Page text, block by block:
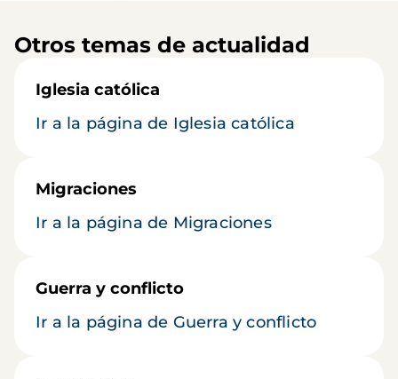
Otros temas de actualidad
Iglesia católica
Ir a la página de Iglesia católica
Migraciones
Ir a la página de Migraciones
Guerra y conflicto
Ir a la página de Guerra y conflicto